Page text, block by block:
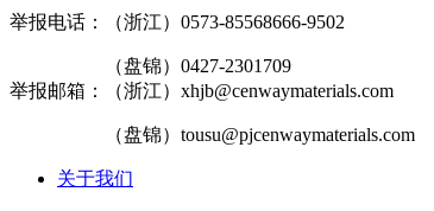
举报电话：（浙江）0573-85568666-9502
（盘锦）0427-2301709
举报邮箱：（浙江）xhjb@cenwaymaterials.com
（盘锦）tousu@pjcenwaymaterials.com
关于我们